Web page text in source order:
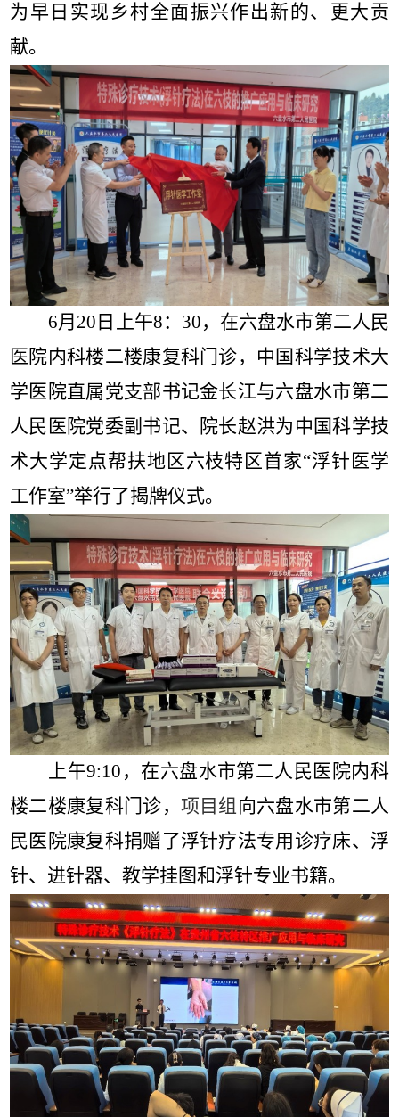
为早日实现乡村全面振兴作出新的、更大贡
献。
6月 20 日上午8： 30，在六盘水市第二人民
医院内科楼二楼康复科门诊，中国科学技术大
学医院直属党支部书记金长江与六盘水市第二
人民医院党委副书记、院长赵洪为中国科学技
术大学定点帮扶地区六枝特区首家“浮针医学
工作室”举行了揭牌仪式。
上午9:10 ，在六盘水市第二人民医院内科
楼二楼康复科门诊， 项目组 向六盘水市第二人
民医院康复科捐赠了浮针疗法专用诊疗床、浮
针、进针器、教学挂图和浮针专业书籍。